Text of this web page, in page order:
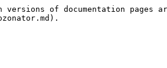
of documentation pages